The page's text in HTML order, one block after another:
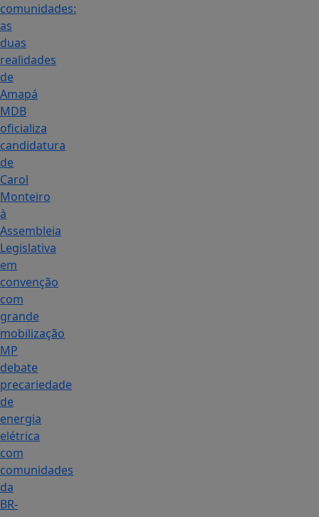
comunidades:
as
duas
realidades
de
Amapá
MDB
oficializa
candidatura
de
Carol
Monteiro
à
Assembleia
Legislativa
em
convenção
com
grande
mobilização
MP
debate
precariedade
de
energia
elétrica
com
comunidades
da
BR-